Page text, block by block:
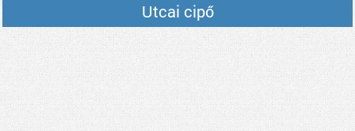
Utcai cipő